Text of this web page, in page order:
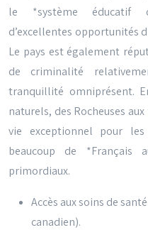
le *système éducatif
d’excellentes opportunités
Le pays est également
de criminalité
tranquillité omniprésent.
naturels, des Rocheuses
vie exceptionnel pour
beaucoup de *Français
primordiaux.
Accès aux soins de
canadien).